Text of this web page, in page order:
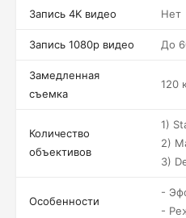
Запись 4K видео Нет
Запись 1080p видео До
Замедленная
съемка
120
Количество
объективов
1)
2)
3)
Особенности
-
-